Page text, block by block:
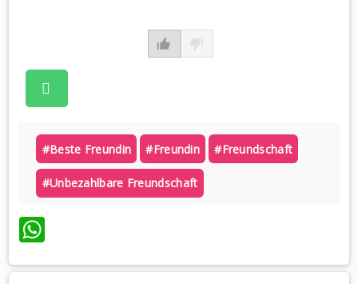
#beste Freundin #freundin #freundschaft
#unbezahlbare Freundschaft
WhatsApp